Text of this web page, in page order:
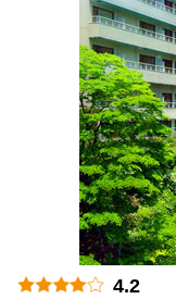
4.2